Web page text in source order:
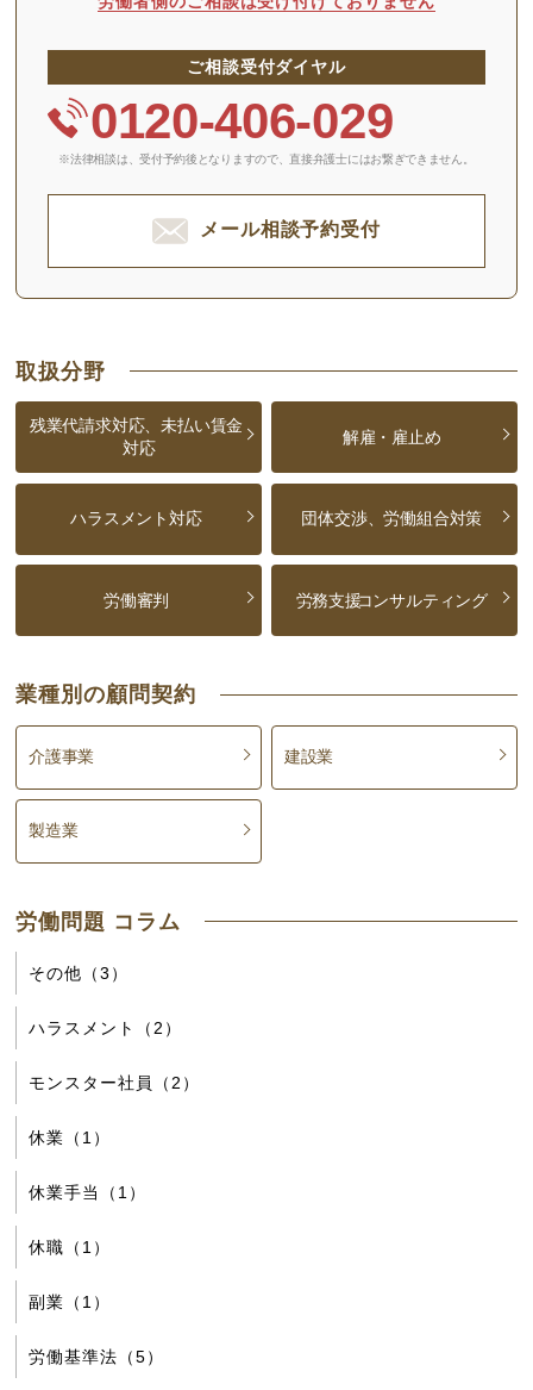
ご相談受付ダイヤル
0120-406-029
※法律相談は、受付予約後となりますので、 直接弁護士にはお繋ぎできません。
メール相談予約受付
取扱分野
残業代請求対応、未払い賃金
対応
解雇・雇止め
ハラスメント対応 団体交渉、労働組合対策
労働審判 労務支援コンサルティング
業種別の顧問契約
介護事業 建設業
製造業
労働問題 コラム
その他（3）
ハラスメント（2）
モンスター社員（2）
休業（1）
休業手当（1）
休職（1）
副業（1）
労働基準法（5）